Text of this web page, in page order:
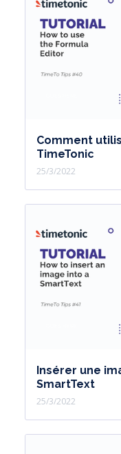
Comment
TimeTonic
25/3/2022
Insérer une
SmartText
25/3/2022